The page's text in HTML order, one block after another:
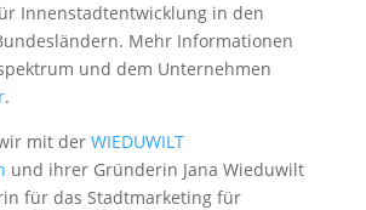
Innenstadtentwicklung in den
Mehr Informationen
und dem Unternehmen
.
mit der WIEDUWILT
und ihrer Gründerin Jana Wieduwilt
für das Stadtmarketing für